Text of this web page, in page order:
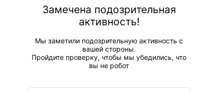
Замечена подозрительная
активность!
Мы заметили подозрительную активность с
вашей стороны.
Пройдите проверку, чтобы мы убедились, что
вы не робот